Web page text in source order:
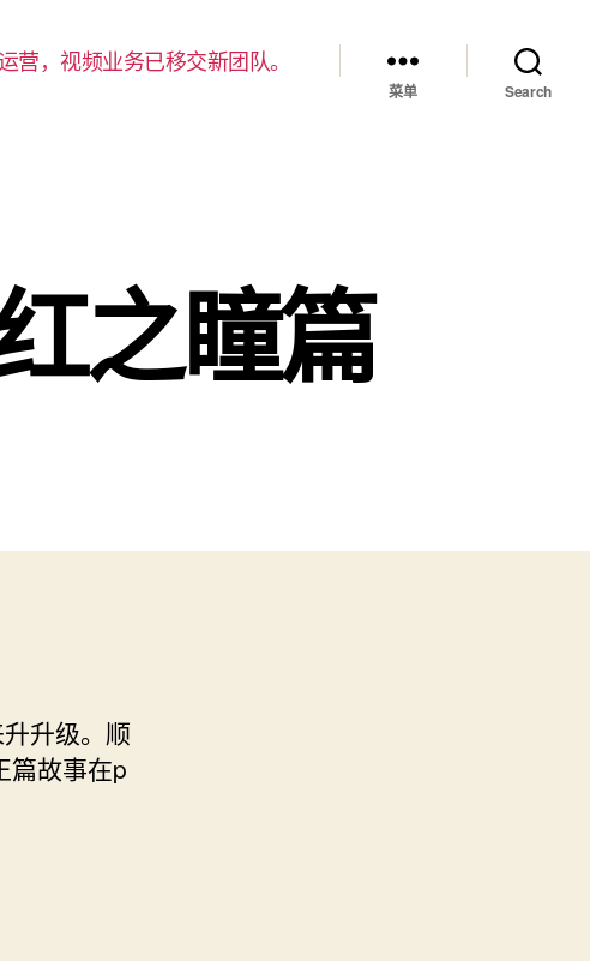
营，视频业务已移交新团队。
菜单 Search
之瞳篇
升级。顺
篇故事在p